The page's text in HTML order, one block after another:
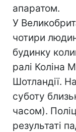
апаратом.
У
чотири
будинку
ралі Коліна
Шотландії.
суботу
часом).
результаті